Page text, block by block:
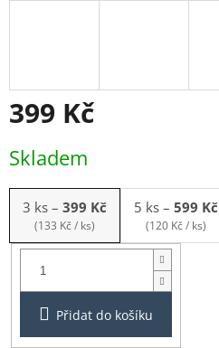
399 Kč
cena:
Skladem
3 ks – 399 Kč
(133 Kč / ks)
5 ks – 599 Kč
(120 Kč / ks)
Balení:
Přidat do košíku